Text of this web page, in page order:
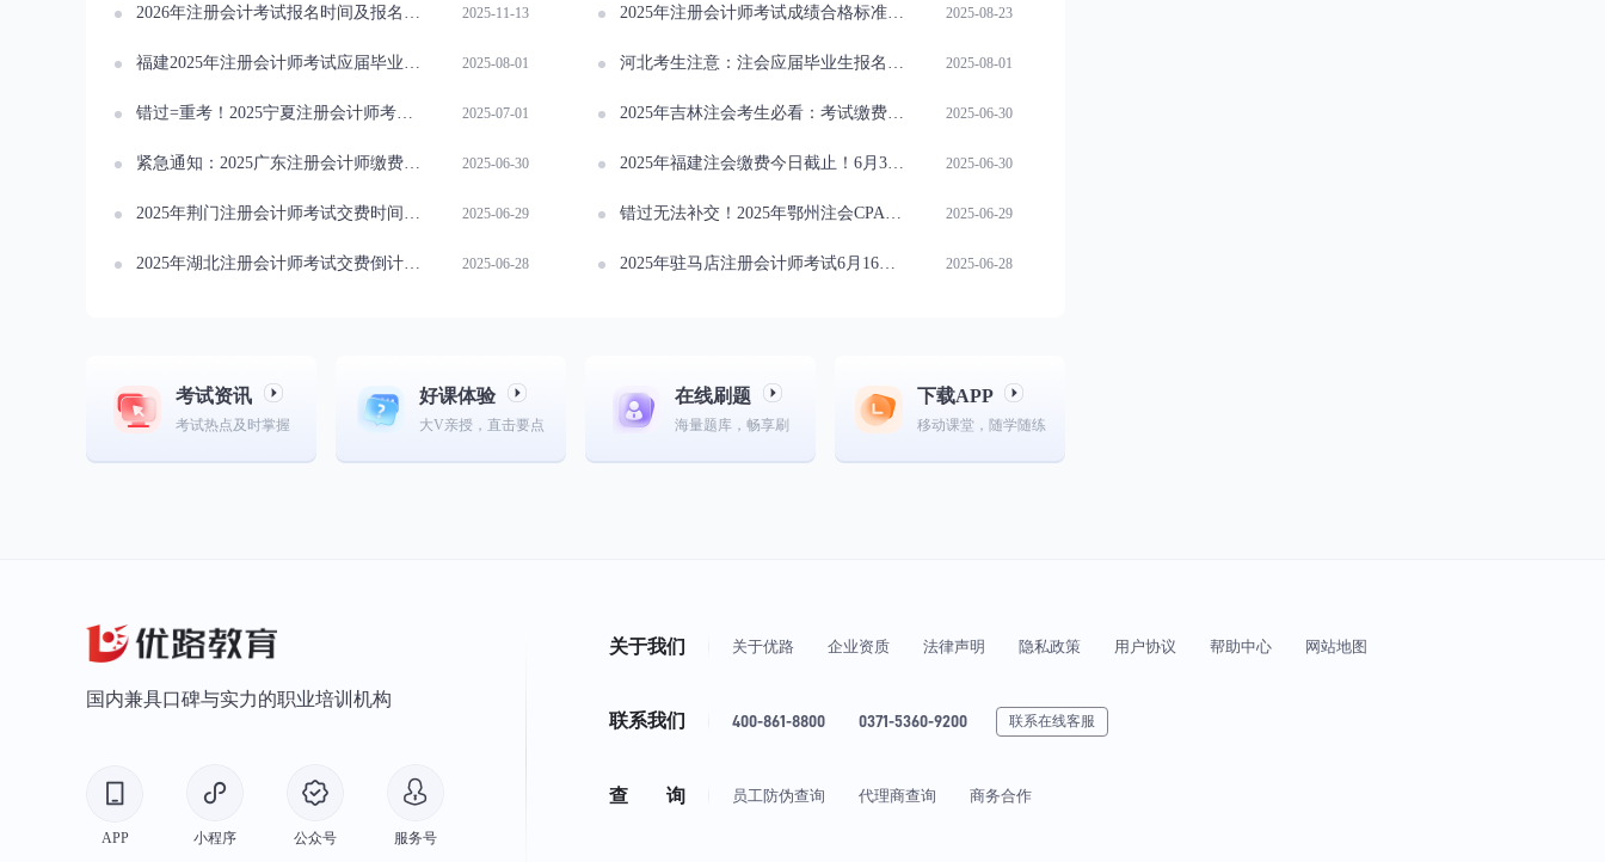
2026年注册会计考试报名时间及报名条件考生报名须知 2025-11-13 2025年注册会计师考试成绩合格标准及有效期解析 2025-08-23
福建2025年注册会计师考试应届毕业生学历认证已开始 2025-08-01 河北考生注意：注会应届毕业生报名人员学历认证提示 2025-08-01
错过=重考！2025宁夏注册会计师考试缴费截止提醒 2025-07-01 2025年吉林注会考生必看：考试缴费6月30日截止 2025-06-30
紧急通知：2025广东注册会计师缴费最后一天！逾期视为报名失败 2025-06-30 2025年福建注会缴费今日截止！6月30日20:00关闭通道 2025-06-30
2025年荆门注册会计师考试交费时间安排：优路教育解析 2025-06-29 错过无法补交！2025年鄂州注会CPA考试6月30日交费截止 2025-06-29
2025年湖北注册会计师考试交费倒计时！6月30日截止 2025-06-28 2025年驻马店注册会计师考试6月16日—30日交费进行中 2025-06-28
考试资讯
考试热点及时掌握
好课体验
大V亲授，直击要点
在线刷题
海量题库，畅享刷
下载APP
移动课堂，随学随练
国内兼具口碑与实力的职业培训机构
APP 小程序 公众号 服务号
关于我们 关于优路 企业资质 法律声明 隐私政策 用户协议 帮助中心 网站地图
联系我们 400-861-8800 0371-5360-9200 联系在线客服
查 询 员工防伪查询 代理商查询 商务合作